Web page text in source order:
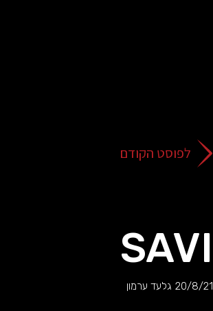
לפוסט הקודם
SAVI
20/8/21 גלעד ערמון